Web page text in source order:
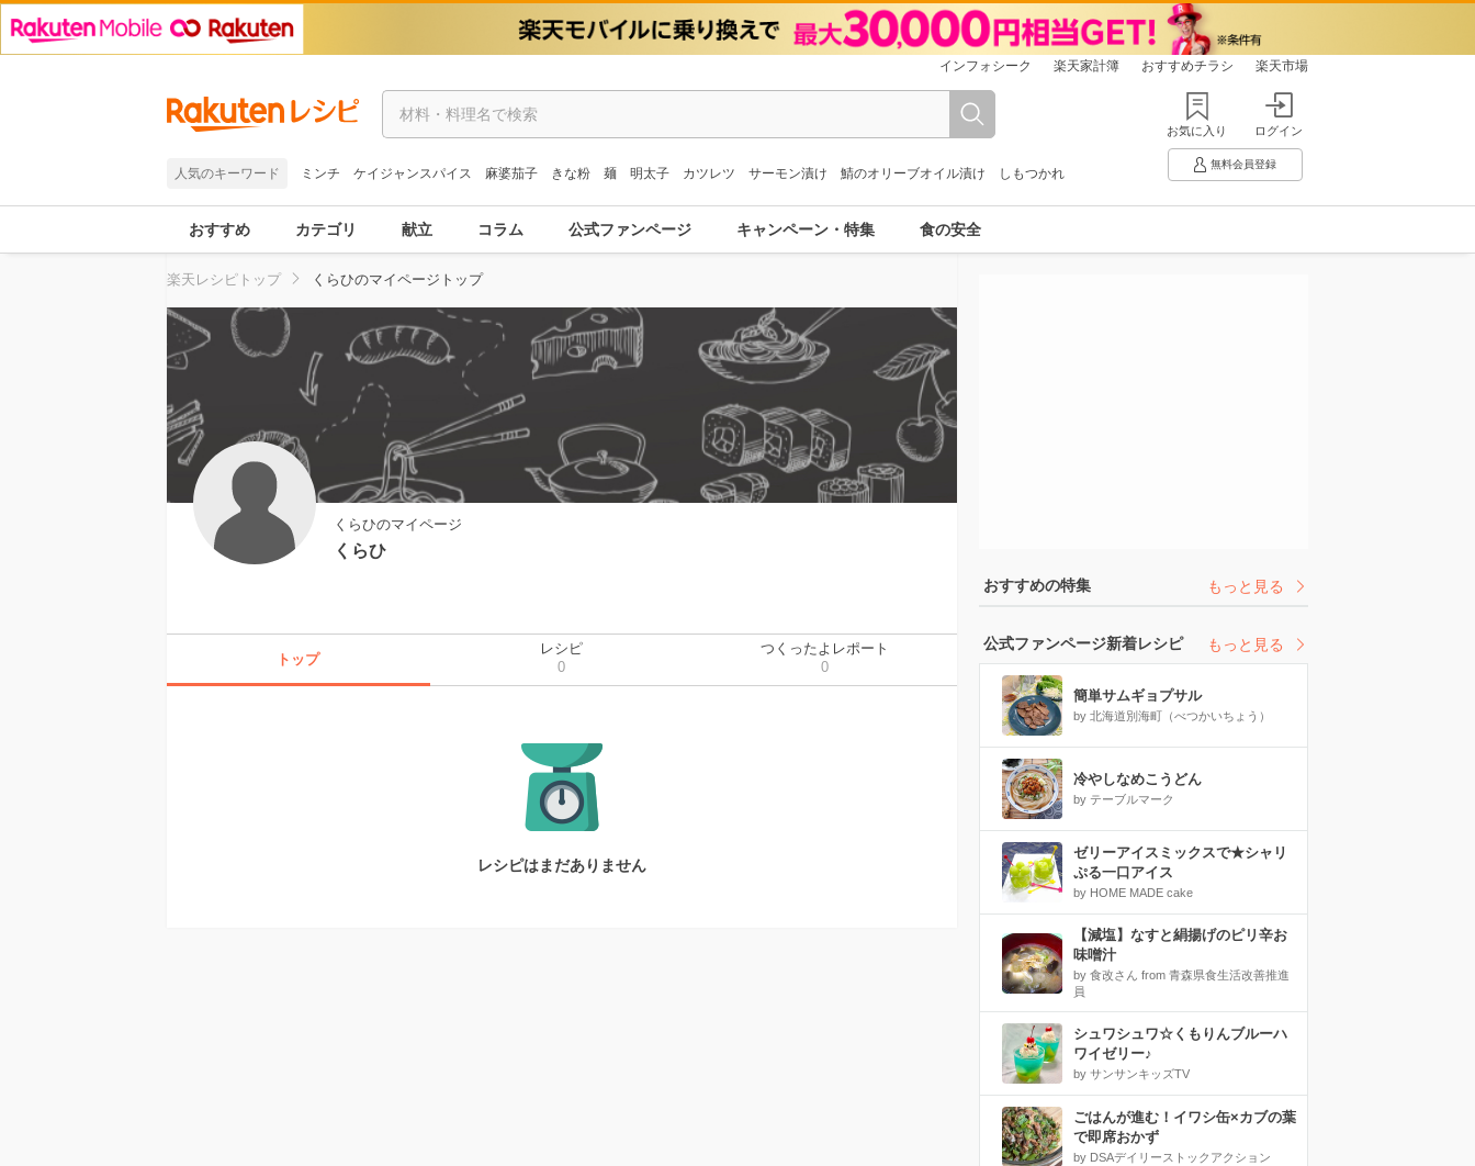
インフォシーク 楽天家計簿 おすすめチラシ 楽天市場
人気のキーワード ミンチ ケイジャンスパイス 麻婆茄子 きな粉 麺 明太子 カツレツ サーモン漬け 鯖のオリーブオイル漬け しもつかれ
お気に入り ログイン
無料会員登録
おすすめ カテゴリ 献立 コラム 公式ファンページ キャンペーン・特集 食の安全
楽天レシピトップ くらひのマイページトップ
くらひのマイページ
くらひ
トップ
レシピ
0
つくったよレポート
0
レシピはまだありません
おすすめの特集 もっと見る
公式ファンページ新着レシピ もっと見る
簡単サムギョプサル
by 北海道別海町（べつかいちょう）
冷やしなめこうどん
by テーブルマーク
ゼリーアイスミックスで★シャリ
ぷる一口アイス
by HOME MADE cake
【減塩】なすと絹揚げのピリ辛お
味噌汁
by 食改さん from 青森県食生活改善推進
員
シュワシュワ☆くもりんブルーハ
ワイゼリー♪
by サンサンキッズTV
ごはんが進む！イワシ缶×カブの葉
で即席おかず
by DSAデイリーストックアクション